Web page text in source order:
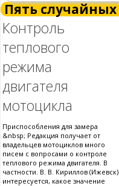
Пять
Контроль
теплового
режима
двигателя
мотоцикла
Приспособления для замера
&nbsp; Редакция получает от
владельцев мотоциклов много
писем с вопросами о контроле
теплового режима двигателя. В
частности. В. В. Кириллов (Ижевск)
интересуется, какое значение